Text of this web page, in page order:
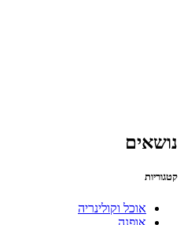
נושאים
קטגוריות
אוכל וקולינריה
אופנה